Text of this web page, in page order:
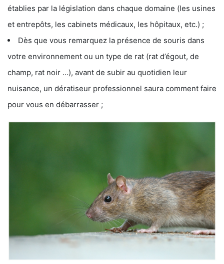
établies par la législation dans chaque domaine (les usines
et entrepôts, les cabinets médicaux, les hôpitaux, etc.) ;
Dès que vous remarquez la présence de souris dans
votre environnement ou un type de rat (rat d’égout, de
champ, rat noir …), avant de subir au quotidien leur
nuisance, un dératiseur professionnel saura comment faire
pour vous en débarrasser ;